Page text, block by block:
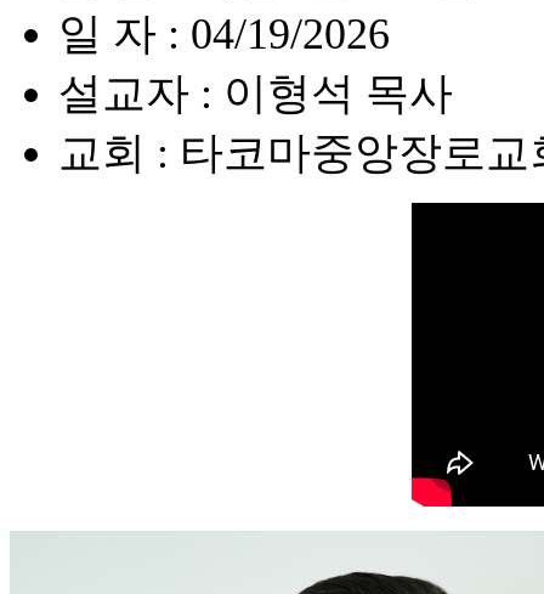
일 자 : 04/19/2026
설교자 : 이형석 목사
교회 : 타코마중앙장로교